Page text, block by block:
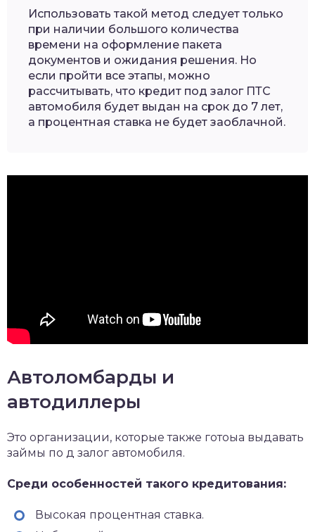
Использовать такой метод следует только
при наличии большого количества
времени на оформление пакета
документов и ожидания решения. Но
если пройти все этапы, можно
рассчитывать, что кредит под залог ПТС
автомобиля будет выдан на срок до 7 лет,
а процентная ставка не будет заоблачной.
Автоломбарды и
автодиллеры
Это организации, которые также готоыа выдавать
займы по д залог автомобиля.
Среди особенностей такого кредитования:
Высокая процентная ставка.